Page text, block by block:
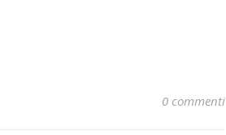
0 commenti